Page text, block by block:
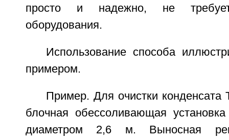
просто и надежно, не требует
оборудования.
Использование способа
примером.
Пример. Для очистки конденсата
блочная обессоливающая
диаметром 2,6 м. Выносная